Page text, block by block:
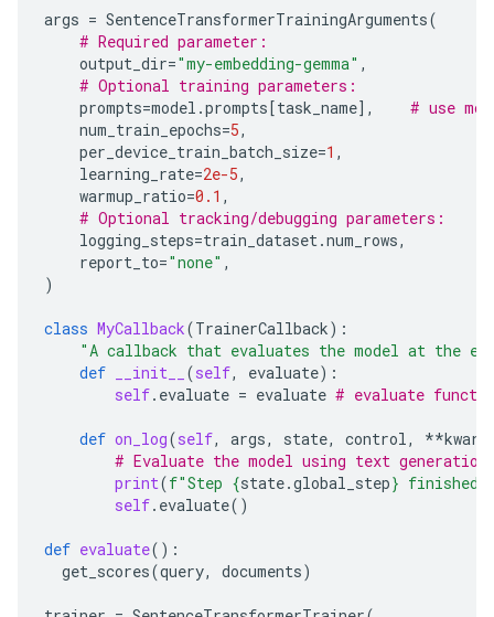
args = SentenceTransformerTrainingArguments(
# Required parameter:
output_dir="my-embedding-gemma" ,
# Optional training parameters:
prompts=model .prompts[task_name],
# use
num_train_epochs=5,
per_device_train_batch_size=1 ,
learning_rate=2e-5,
warmup_ratio=0.1 ,
# Optional tracking/debugging parameters:
logging_steps=train_dataset.num_rows,
report_to="none" ,
)
class MyCallback(TrainerCallback):
"A callback that evaluates the model at the
def
__init__ (self, evaluate):
self. evaluate = evaluate # evaluate
def on_log(self, args, state, control, **
# Evaluate the model using text generation
print(f"Step {state.global_step} finished.
self. evaluate()
def evaluate():
get_scores(query, documents)